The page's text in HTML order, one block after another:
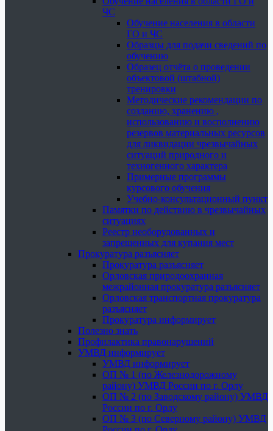
ЧС
Обучение населения в области
ГО и ЧС
Образцы для подачи сведений по
обучению
Образец отчёта о проведении
объектовой (штабной)
тренировки
Методические рекомендации по
созданию, хранению ,
использованию и восполнению
резервов материальных ресурсов
для ликвидации чрезвычайных
ситуаций природного и
техногенного характера
Примерные программы
курсового обучения
Учебно-консультационный пункт
Памятки по действию в чрезвычайных
ситуациях
Реестр необорудованных и
запрещенных для купания мест
Прокуратура разъясняет
Прокуратура разъясняет
Орловская природоохранная
межрайонная прокуратура разъясняет
Орловская транспортная прокуратура
разъясняет
Прокуратура информирует
Полезно знать
Профилактика правонарушений
УМВД информирует
УМВД информирует
ОП № 1 (по Железнодорожному
району) УМВД России по г. Орлу
ОП № 2 (по Заводскому району) УМВД
России по г. Орлу
ОП № 3 (по Северному району) УМВД